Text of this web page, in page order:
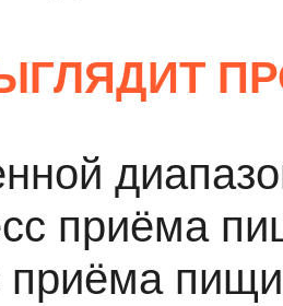
приёма
приёма пищи